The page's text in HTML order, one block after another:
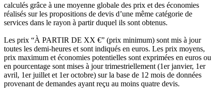
calculés grâce à une moyenne globale des prix et des économies
réalisés sur les propositions de devis d’une même catégorie de
services dans le rayon à partir duquel ils sont obtenus.
Les prix “À PARTIR DE XX €” (prix minimum) sont mis à jour
toutes les demi-heures et sont indiqués en euros. Les prix moyens,
prix maximum et économies potentielles sont exprimées en euros ou
en pourcentage sont mises à jour trimestriellement (1er janvier, 1er
avril, 1er juillet et 1er octobre) sur la base de 12 mois de données
provenant de demandes ayant reçu au moins quatre devis.